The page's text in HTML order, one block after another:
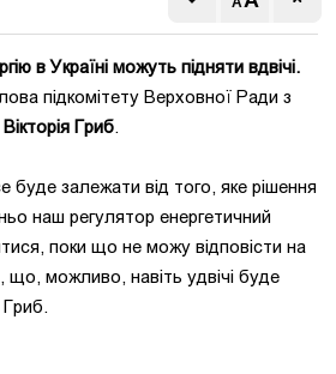
в Україні можуть підняти вдвічі.
підкомітету Верховної Ради з
Вікторія Гриб.
буде залежати від того, яке рішення
наш регулятор енергетичний
поки що не можу відповісти на
можливо, навіть удвічі буде